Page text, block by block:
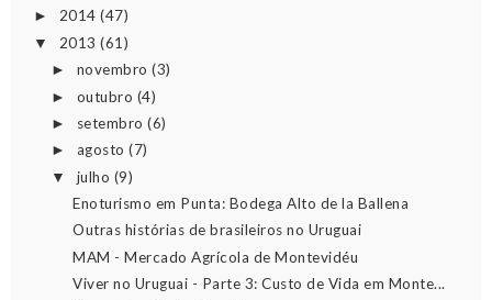
► 2014 (47)
▼ 2013 (61)
► novembro(3)
► outubro (4)
► setembro(6)
► agosto(7)
▼ julho (9)
Enoturismo em Punta: Bodega Alto de la Ballena
Outras histórias de brasileiros no Uruguai
MAM - Mercado Agrícola de Montevidéu
Viver no Uruguai - Parte 3: Custo de Vida em Monte...